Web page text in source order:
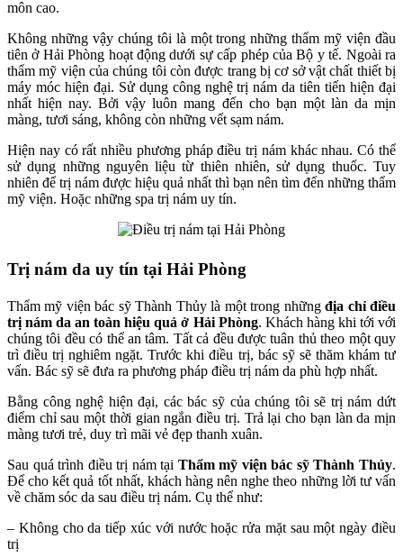
môn cao.
Không những vậy chúng tôi là một trong những thẩm mỹ viện đầu
tiên ở Hải Phòng hoạt động dưới sự cấp phép của Bộ y tế. Ngoài ra
thẩm mỹ viện của chúng tôi còn được trang bị cơ sở vật chất thiết bị
máy móc hiện đại. Sử dụng công nghệ trị nám da tiên tiến hiện đại
nhất hiện nay. Bởi vậy luôn mang đến cho bạn một làn da mịn
màng, tươi sáng, không còn những vết sạm nám.
Hiện nay có rất nhiều phương pháp điều trị nám khác nhau. Có thể
sử dụng những nguyên liệu từ thiên nhiên, sử dụng thuốc. Tuy
nhiên để trị nám được hiệu quả nhất thì bạn nên tìm đến những thẩm
mỹ viện. Hoặc những spa trị nám uy tín.
Trị nám da uy tín tại Hải Phòng
Thẩm mỹ viện bác sỹ Thành Thủy là một trong nhữngđịa chỉ điều
trị nám da an toàn hiệu quả ở Hải Phòng. Khách hàng khi tới với
chúng tôi đều có thể an tâm. Tất cả đều được tuân thủ theo một quy
trì điều trị nghiêm ngặt. Trước khi điều trị, bác sỹ sẽ thăm khám tư
vấn. Bác sỹ sẽ đưa ra phương pháp điều trị nám da phù hợp nhất.
Bằng công nghệ hiện đại, các bác sỹ của chúng tôi sẽ trị nám dứt
điểm chỉ sau một thời gian ngắn điều trị. Trả lại cho bạn làn da mịn
màng tươi trẻ, duy trì mãi vẻ đẹp thanh xuân.
Sau quá trình điều trị nám tại Thẩm mỹ viện bác sỹ Thành Thủy.
Để cho kết quả tốt nhất, khách hàng nên nghe theo những lời tư vấn
về chăm sóc da sau điều trị nám. Cụ thể như:
– Không cho da tiếp xúc với nước hoặc rửa mặt sau một ngày điều
trị